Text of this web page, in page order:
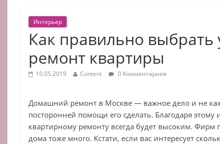
Интерьер
Как правильно выбрать
ремонт квартиры
10.05.2019 Content 0 Комментариев
Домашний ремонт в Москве — важное дело и не
посторонней помощи его сделать. Благодаря этому
квартирному ремонту всегда будет высоким. Фирм
дома тоже много. Кстати, если вас интересует